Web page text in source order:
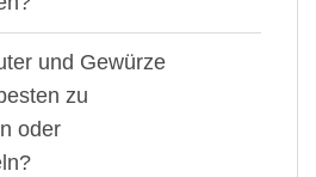
und Gewürze
zu
oder